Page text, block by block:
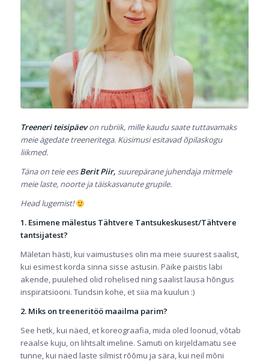
Treeneri teisipäevon rubriik, mille kaudu saate tuttavamaks
meie ägedate treeneritega. Küsimusi esitavad õpilaskogu
liikmed.
Täna on teie eesBerit Piir, suurepärane juhendaja mitmele
meie laste, noorte ja täiskasvanute grupile.
Head lugemist!
1. Esimene mälestus Tähtvere Tantsukeskusest/Tähtvere
tantsijatest?
Mäletan hästi, kui vaimustuses olin ma meie suurest saalist,
kui esimest korda sinna sisse astusin. Päike paistis läbi
akende, puulehed olid rohelised ning saalist lausa hõngus
inspiratsiooni. Tundsin kohe, et siia ma kuulun :)
2. Miks on treeneritöö maailma parim?
See hetk, kui näed, et koreograafia, mida oled loonud, võtab
reaalse kuju, on lihtsalt imeline. Samuti on kirjeldamatu see
tunne, kui näed laste silmist rõõmu ja sära, kui neil mõni